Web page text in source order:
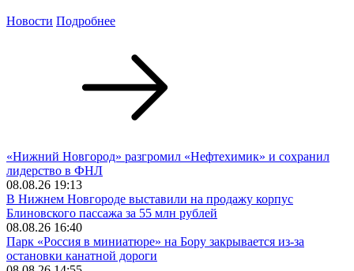
Новости Подробнее
«Нижний Новгород» разгромил «Нефтехимик» и сохранил
лидерство в ФНЛ
08.08.26 19:13
В Нижнем Новгороде выставили на продажу корпус
Блиновского пассажа за 55 млн рублей
08.08.26 16:40
Парк «Россия в миниатюре» на Бору закрывается из-за
остановки канатной дороги